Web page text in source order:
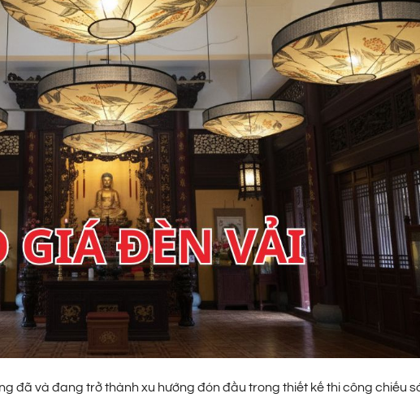
đã và đang trở thành xu hướng đón đầu trong thiết kế thi công chiếu